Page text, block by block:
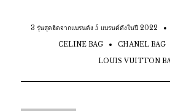
3 รุ่นสุดฮิตจากแบรนดัง 5 แบรนด์ดังในปี 2022
CELINE BAG CHANEL BAG
LOUIS VUITTON